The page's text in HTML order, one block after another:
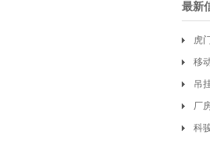
最新
虎
移
吊
厂
科